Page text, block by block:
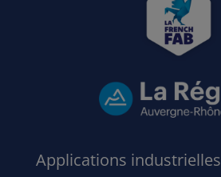
Applications industrielles